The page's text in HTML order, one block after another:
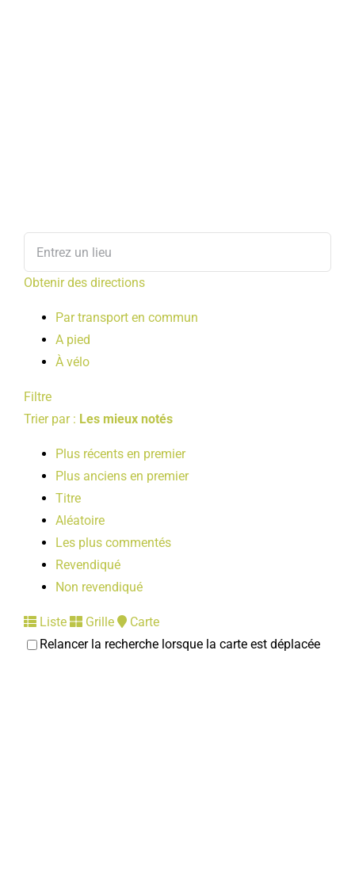
Obtenir des directions
Par transport en commun
A pied
À vélo
Filtre
Trier par : Les mieux notés
Plus récents en premier
Plus anciens en premier
Titre
Aléatoire
Les plus commentés
Revendiqué
Non revendiqué
Liste Grille
Carte
Relancer la recherche lorsque la carte est déplacée